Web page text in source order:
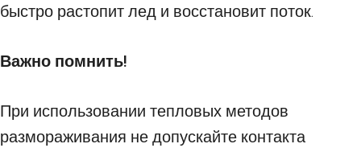
быстро растопит лед и восстановит поток.
Важно помнить!
При использовании тепловых методов
размораживания не допускайте контакта